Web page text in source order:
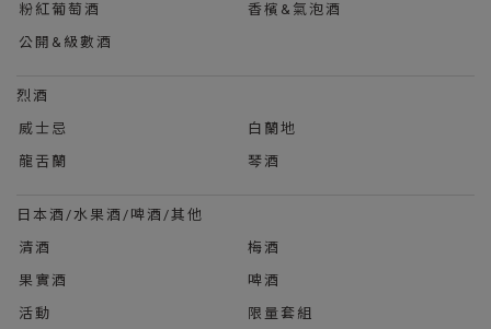
粉紅葡萄酒
香檳&氣泡酒
公開&級數酒
烈酒
威士忌
白蘭地
龍舌蘭
琴酒
日本酒/水果酒/啤酒/其他
清酒
梅酒
果實酒
啤酒
活動
限量套組